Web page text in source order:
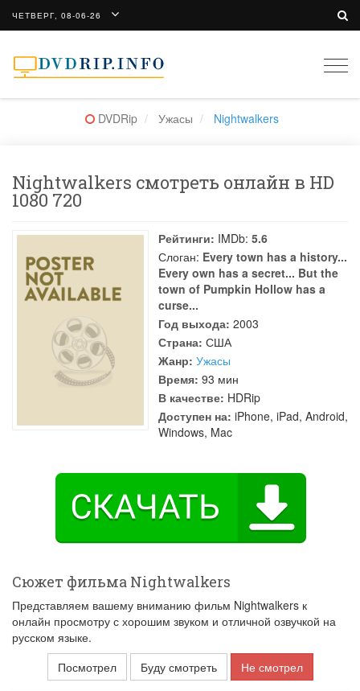
ЧЕТВЕРГ, 08-06-26
DVDRip Ужасы Nightwalkers
Nightwalkers смотреть онлайн в HD
1080 720
Рейтинги: IMDb: 5.6
Слоган: Every town has a history...
Every own has a secret... But the
town of Pumpkin Hollow has a
curse...
Год выхода: 2003
Страна: США
Жанр: Ужасы
Время: 93 мин
В качестве: HDRip
Доступен на: iPhone, iPad, Android,
Windows, Mac
Сюжет фильма Nightwalkers
Представляем вашему вниманию фильм Nightwalkers к
онлайн просмотру с хорошим звуком и отличной озвучкой на
русском языке.
Посмотрел
Буду смотреть Не смотрел